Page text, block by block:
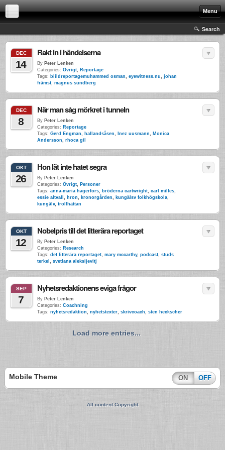
Menu
Search
DEC
14
Rakt in i händelserna
By Peter Lenken
Categories: Övrigt, Reportage
Tags: biildreportagemuhammed osman, eyewitness.nu, johan
främst, magnus sundberg
DEC
8
När man såg mörkret i tunneln
By Peter Lenken
Categories: Reportage
Tags: Gerd Engman, hallandsåsen, Inez uusmann, Monica
Andersson, rhoca gil
OKT
26
Hon lät inte hatet segra
By Peter Lenken
Categories: Övrigt, Personer
Tags: anna-maria hagerfors, bröderna cartwright, carl milles,
essie altvall , hron, kronorgården, kungälsv folkhögskola,
kungälv, trollhättan
OKT
12
Nobelpris till det litterära reportaget
By Peter Lenken
Categories: Research
Tags: det litterära reportaget, mary mccarthy, podcast, studs
terkel , svetlana aleksijevitj
SEP
7
Nyhetsredaktionens eviga frågor
By Peter Lenken
Categories: Coachning
Tags: nyhetsredaktion, nyhetstexter, skrivcoach, sten heckscher
Load more entries...
Mobile Theme ON OFF
All content Copyright